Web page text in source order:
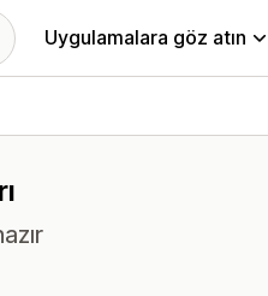
Uygulamalara göz atın